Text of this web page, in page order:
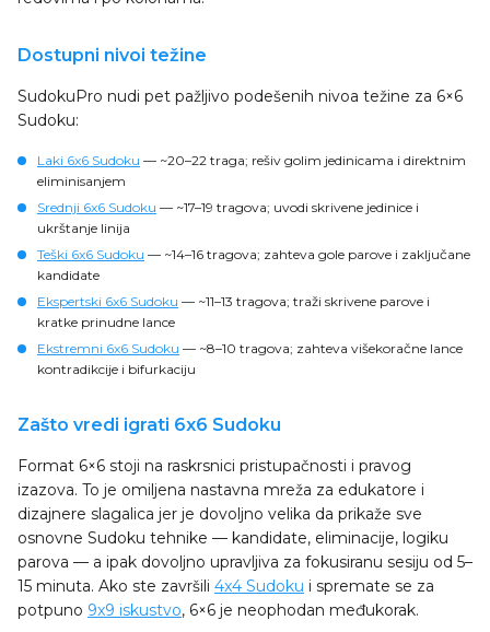
Dostupni nivoi težine
SudokuPro nudi pet pažljivo podešenih nivoa težine za 6×6
Sudoku:
Laki 6x6 Sudoku — ~20–22 traga; rešiv golim jedinicama i direktnim
eliminisanjem
Srednji 6x6 Sudoku — ~17–19 tragova; uvodi skrivene jedinice i
ukrštanje linija
Teški 6x6 Sudoku — ~14–16 tragova; zahteva gole parove i zaključane
kandidate
Ekspertski 6x6 Sudoku — ~11–13 tragova; traži skrivene parove i
kratke prinudne lance
Ekstremni 6x6 Sudoku — ~8–10 tragova; zahteva višekoračne lance
kontradikcije i bifurkaciju
Zašto vredi igrati 6x6 Sudoku
Format 6×6 stoji na raskrsnici pristupačnosti i pravog
izazova. To je omiljena nastavna mreža za edukatore i
dizajnere slagalica jer je dovoljno velika da prikaže sve
osnovne Sudoku tehnike — kandidate, eliminacije, logiku
parova — a ipak dovoljno upravljiva za fokusiranu sesiju od 5–
15 minuta. Ako ste završili 4x4 Sudoku i spremate se za
potpuno 9x9 iskustvo, 6×6 je neophodan međukorak.